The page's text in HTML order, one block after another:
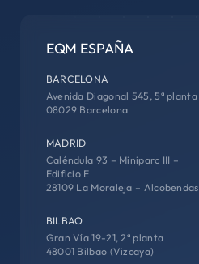
EQM ESPAÑA
BARCELONA
Avenida Diagonal 545, 5ª planta
08029 Barcelona
MADRID
Caléndula 93 – Miniparc III –
Edificio E
28109 La Moraleja – Alcobendas
BILBAO
Gran Vía 19-21, 2ª planta
48001 Bilbao (Vizcaya)